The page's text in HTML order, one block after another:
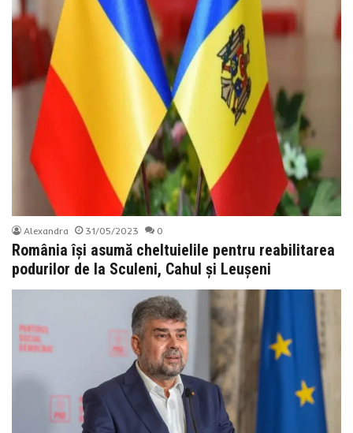
Alexandra 31/05/2023 0
România își asumă cheltuielile pentru reabilitarea
podurilor de la Sculeni, Cahul și Leușeni